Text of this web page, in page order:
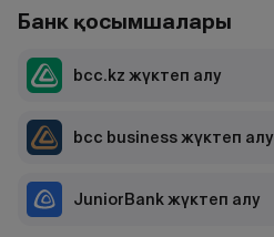
Банк қосымшалары
bcc.kz жүктеп алу
bcc business жүктеп алу
JuniorBank жүктеп алу